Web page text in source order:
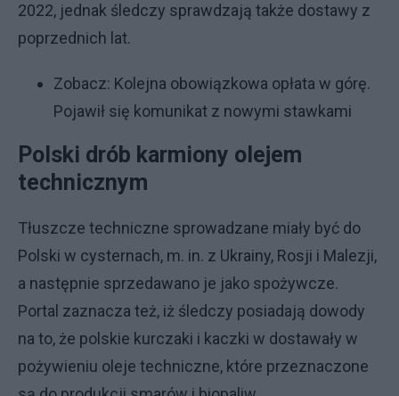
2022, jednak śledczy sprawdzają także dostawy z
poprzednich lat.
Zobacz: Kolejna obowiązkowa opłata w górę.
Pojawił się komunikat z nowymi stawkami
Polski drób karmiony olejem
technicznym
Tłuszcze techniczne sprowadzane miały być do
Polski w cysternach, m. in. z Ukrainy, Rosji i Malezji,
a następnie sprzedawano je jako spożywcze.
Portal zaznacza też, iż śledczy posiadają dowody
na to, że polskie kurczaki i kaczki w dostawały w
pożywieniu oleje techniczne, które przeznaczone